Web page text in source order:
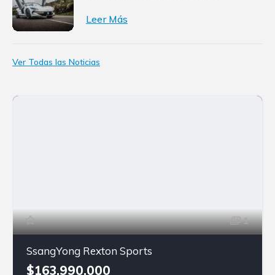
Leer Más
Ver Todas las Noticias
1
SsangYong Rexton Sports
$163.990.000